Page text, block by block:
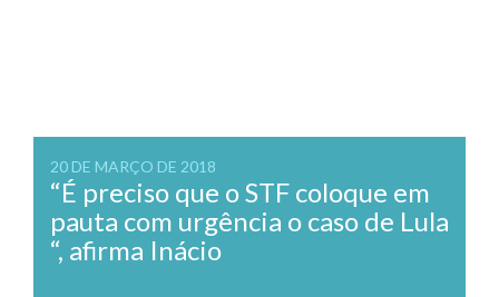
20 DE MARÇO DE 2018
“É preciso que o STF coloque em
pauta com urgência o caso de Lula
“, afirma Inácio